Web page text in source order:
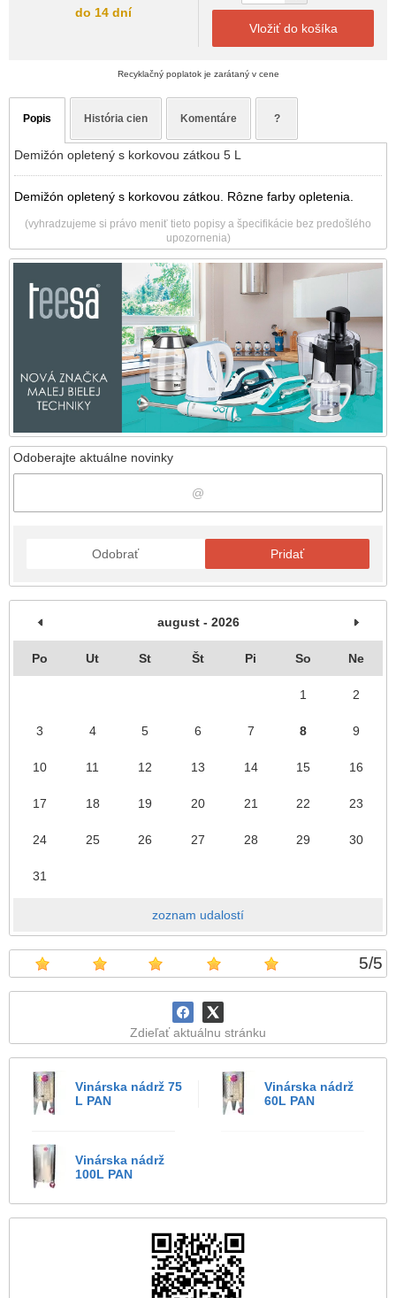
Odoberajte aktuálne novinky
Odobrať Pridať
august - 2026
Po Ut St Št Pi So Ne
1 2
3 4 5 6 7 8 9
10 11 12 13 14 15 16
17 18 19 20 21 22 23
24 25 26 27 28 29 30
31
zoznam udalostí
5/5
Zdieľať aktuálnu stránku
Vinárska nádrž 75
L PAN
Vinárska nádrž
60L PAN
Vinárska nádrž
100L PAN
do 14 dní
Vložiť do košíka
Recyklačný poplatok je zarátaný v cene
Popis História cien Komentáre ?
Demižón opletený s korkovou zátkou 5 L
Demižón opletený s korkovou zátkou. Rôzne farby opletenia.
(vyhradzujeme si právo meniť tieto popisy a špecifikácie bez predošlého
upozornenia)